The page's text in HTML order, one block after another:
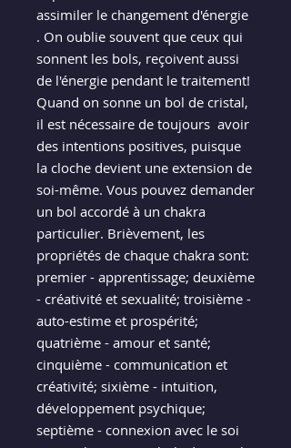
assimiler le changement d'énergie
. On oublie souvent que ceux qui
sonnent les bols, reçoivent aussi
de l'énergie pendant le traitement!
Quand on sonne un bol de cristal,
il est nécessaire de toujours avoir
des intentions positives, puisque
la cloche devient une extension de
soi-même. Vous pouvez demander
un bol accordé à un chakra
particulier. Brièvement, les
propriétés de chaque chakra sont:
premier - apprentissage; deuxième
- créativité et sexualité; troisième -
auto-estime et prospérité;
quatrième - amour et santé;
cinquième - communication et
créativité; sixième - intuition,
développement psychique;
septième - connexion avec le soi